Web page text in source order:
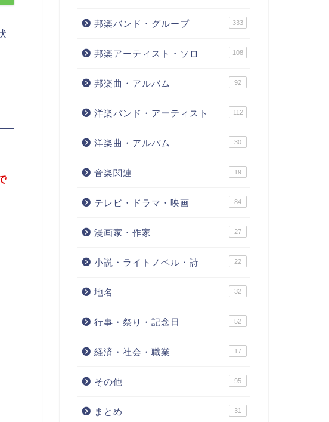
邦楽バンド・グループ 333
邦楽アーティスト・ソロ 108
邦楽曲・アルバム 92
洋楽バンド・アーティスト 112
洋楽曲・アルバム 30
音楽関連 19
テレビ・ドラマ・映画 84
漫画家・作家 27
小説・ライトノベル・詩 22
地名 32
行事・祭り・記念日 52
経済・社会・職業 17
その他 95
まとめ 31